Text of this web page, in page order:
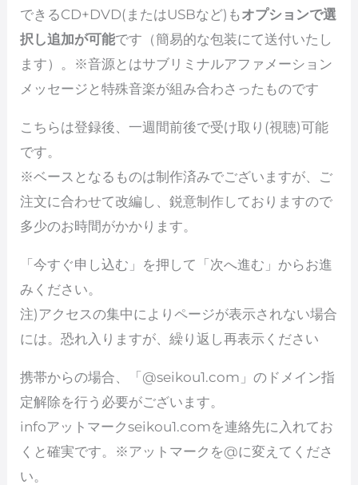
できるCD+DVD(またはUSBなど)もオプションで選
択し追加が可能です（簡易的な包装にて送付いたし
ます）。※音源とはサブリミナルアファメーション
メッセージと特殊音楽が組み合わさったものです
こちらは登録後、一週間前後で受け取り(視聴)可能
です。
※ベースとなるものは制作済みでございますが、ご
注文に合わせて改編し、鋭意制作しておりますので
多少のお時間がかかります。
「今すぐ申し込む」を押して「次へ進む」からお進
みください。
注)アクセスの集中によりページが表示されない場合
には。恐れ入りますが、繰り返し再表示ください
携帯からの場合、「@seikou1.com」のドメイン指
定解除を行う必要がございます。
infoアットマークseikou1.comを連絡先に入れてお
くと確実です。※アットマークを@に変えてくださ
い。